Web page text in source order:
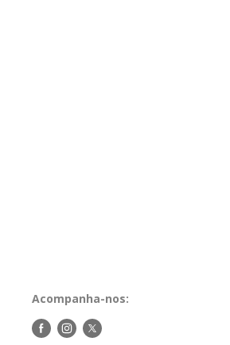
Acompanha-nos:
Siga-Siga-Siga-